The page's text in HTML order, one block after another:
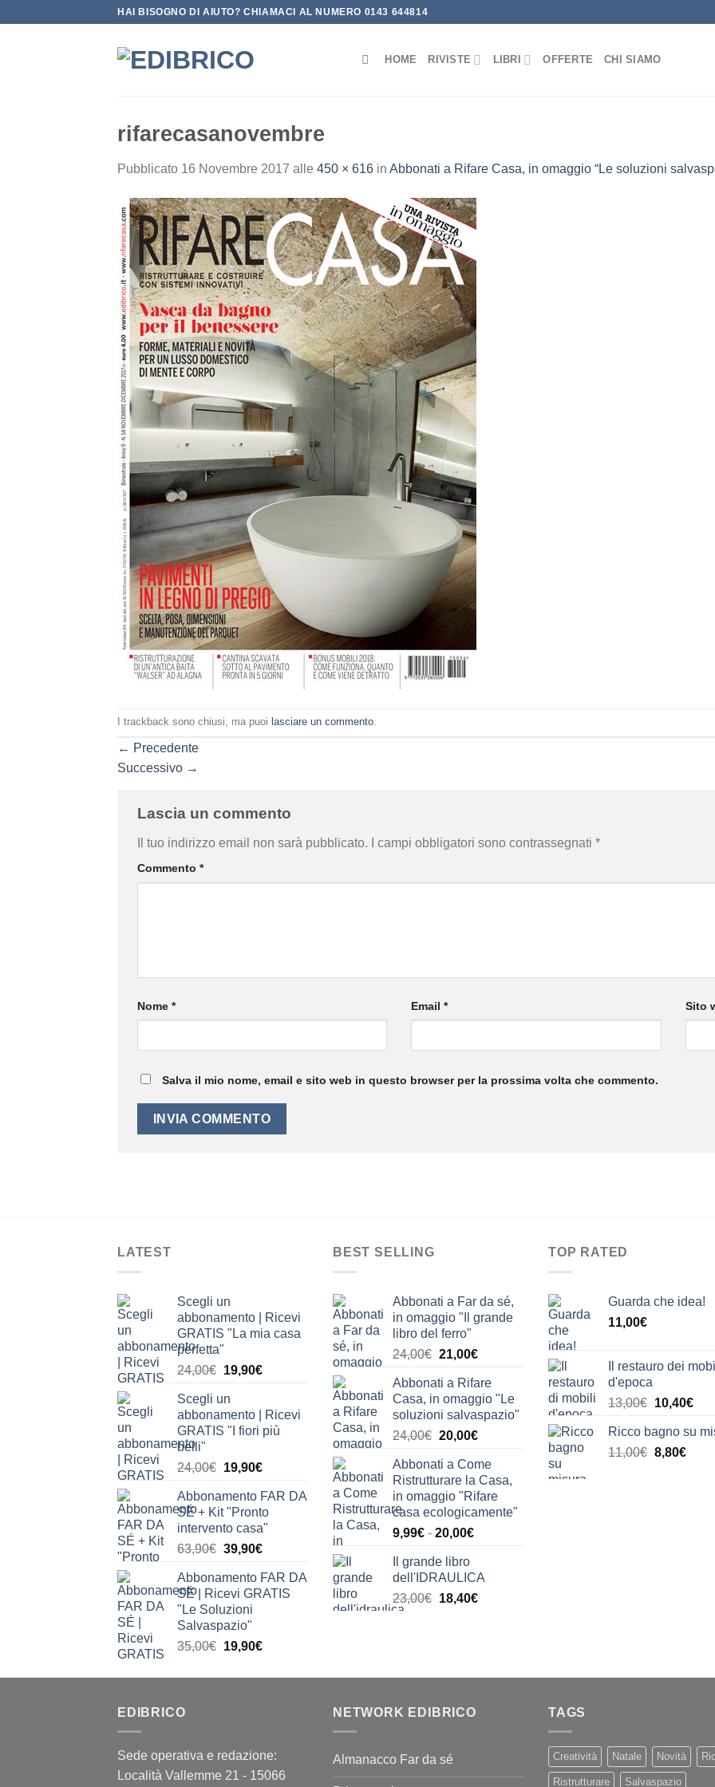
HAI BISOGNO DI AIUTO? CHIAMACI AL NUMERO 0143 644814
HOME RIVISTE LIBRI OFFERTE CHI SIAMO
rifarecasanovembre
Pubblicato 16 Novembre 2017 alle 450 × 616 in Abbonati a Rifare Casa, in omaggio “Le soluzioni
I trackback sono chiusi, ma puoi lasciare un commento
← Precedente
Successivo →
Lascia un commento
Il tuo indirizzo email non sarà pubblicato. I campi obbligatori sono contrassegnati *
Commento *
Nome * Email* Sito
Salva il mio nome, email e sito web in questo browser per la prossima volta che commento.
LATEST
Scegli un
abbonamento | Ricevi
GRATIS "La mia casa
perfetta"
24,00€ Il
originale
era:
24,00€.
19,90€Il
è:
19,90€.
Scegli un
abbonamento | Ricevi
GRATIS "I fiori più
belli"
24,00€ Il
originale
era:
24,00€.
19,90€Il
attuale
è:
19,90€.
Abbonamento FAR DA
SÉ + Kit "Pronto
intervento casa"
63,90€ Il
originale
era:
63,90€.
39,90€Il
attuale
è:
Abbonamento FAR DA
SÉ | Ricevi GRATIS
"Le Soluzioni
Salvaspazio"
35,00€ Il
originale
19,90€Il
attuale
BEST SELLING
Abbonati a Far da sé,
in omaggio "Il grande
libro del ferro"
24,00€ Il
originale
era:
24,00€.
21,00€Il
attuale
è:
21,00€.
Abbonati a Rifare
Casa, in omaggio "Le
soluzioni salvaspazio"
24,00€ Il
originale
era:
24,00€.
20,00€Il
attuale
è:
20,00€.
Abbonati a Come
Ristrutturare la Casa,
in omaggio "Rifare
casa ecologicamente"
9,99€ - 20,00€Fascia
da
9,99€
Il grande libro
dell'IDRAULICA
23,00€ Il
18,40€Il
TOP RATED
Guarda che idea!
11,00€
Il restauro dei
d'epoca
13,00€ Il
originale
era:
10,40€Il
Ricco bagno su
11,00€ Il
8,80€Il
EDIBRICO
Sede operativa e redazione:
Località Vallemme 21 - 15066
NETWORK EDIBRICO
Almanacco Far da sé
TAGS
Creatività Natale Novità
Ristrutturare Salvaspazio